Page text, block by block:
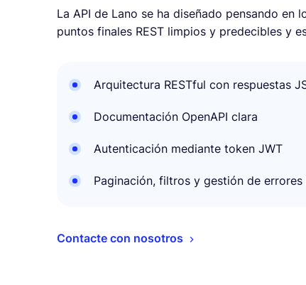
La API de Lano se ha diseñado pensando en
puntos finales REST limpios y predecibles y
Arquitectura RESTful con respuestas
Documentación OpenAPI clara
Autenticación mediante token JWT
Paginación, filtros y gestión de errores
Contacte con nosotros